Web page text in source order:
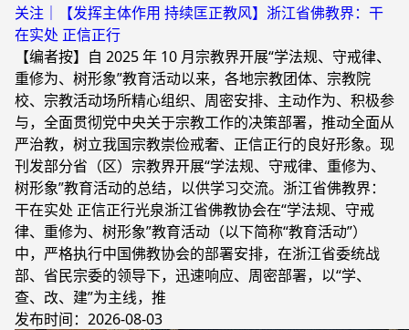
关注｜【发挥主体作用 持续匡正教风】浙江省佛教界：干
在实处 正信正行
【编者按】自 2025 年 10 月宗教界开展“学法规、守戒律、
重修为、树形象”教育活动以来，各地宗教团体、宗教院
校、宗教活动场所精心组织、周密安排、主动作为、积极参
与，全面贯彻党中央关于宗教工作的决策部署，推动全面从
严治教，树立我国宗教崇俭戒奢、正信正行的良好形象。现
刊发部分省（区）宗教界开展“学法规、守戒律、重修为、
树形象”教育活动的总结，以供学习交流。浙江省佛教界：
干在实处 正信正行光泉浙江省佛教协会在“学法规、守戒
律、重修为、树形象”教育活动（以下简称“教育活动”）
中，严格执行中国佛教协会的部署安排，在浙江省委统战
部、省民宗委的领导下，迅速响应、周密部署，以“学、
查、改、建”为主线，推
发布时间：2026-08-03